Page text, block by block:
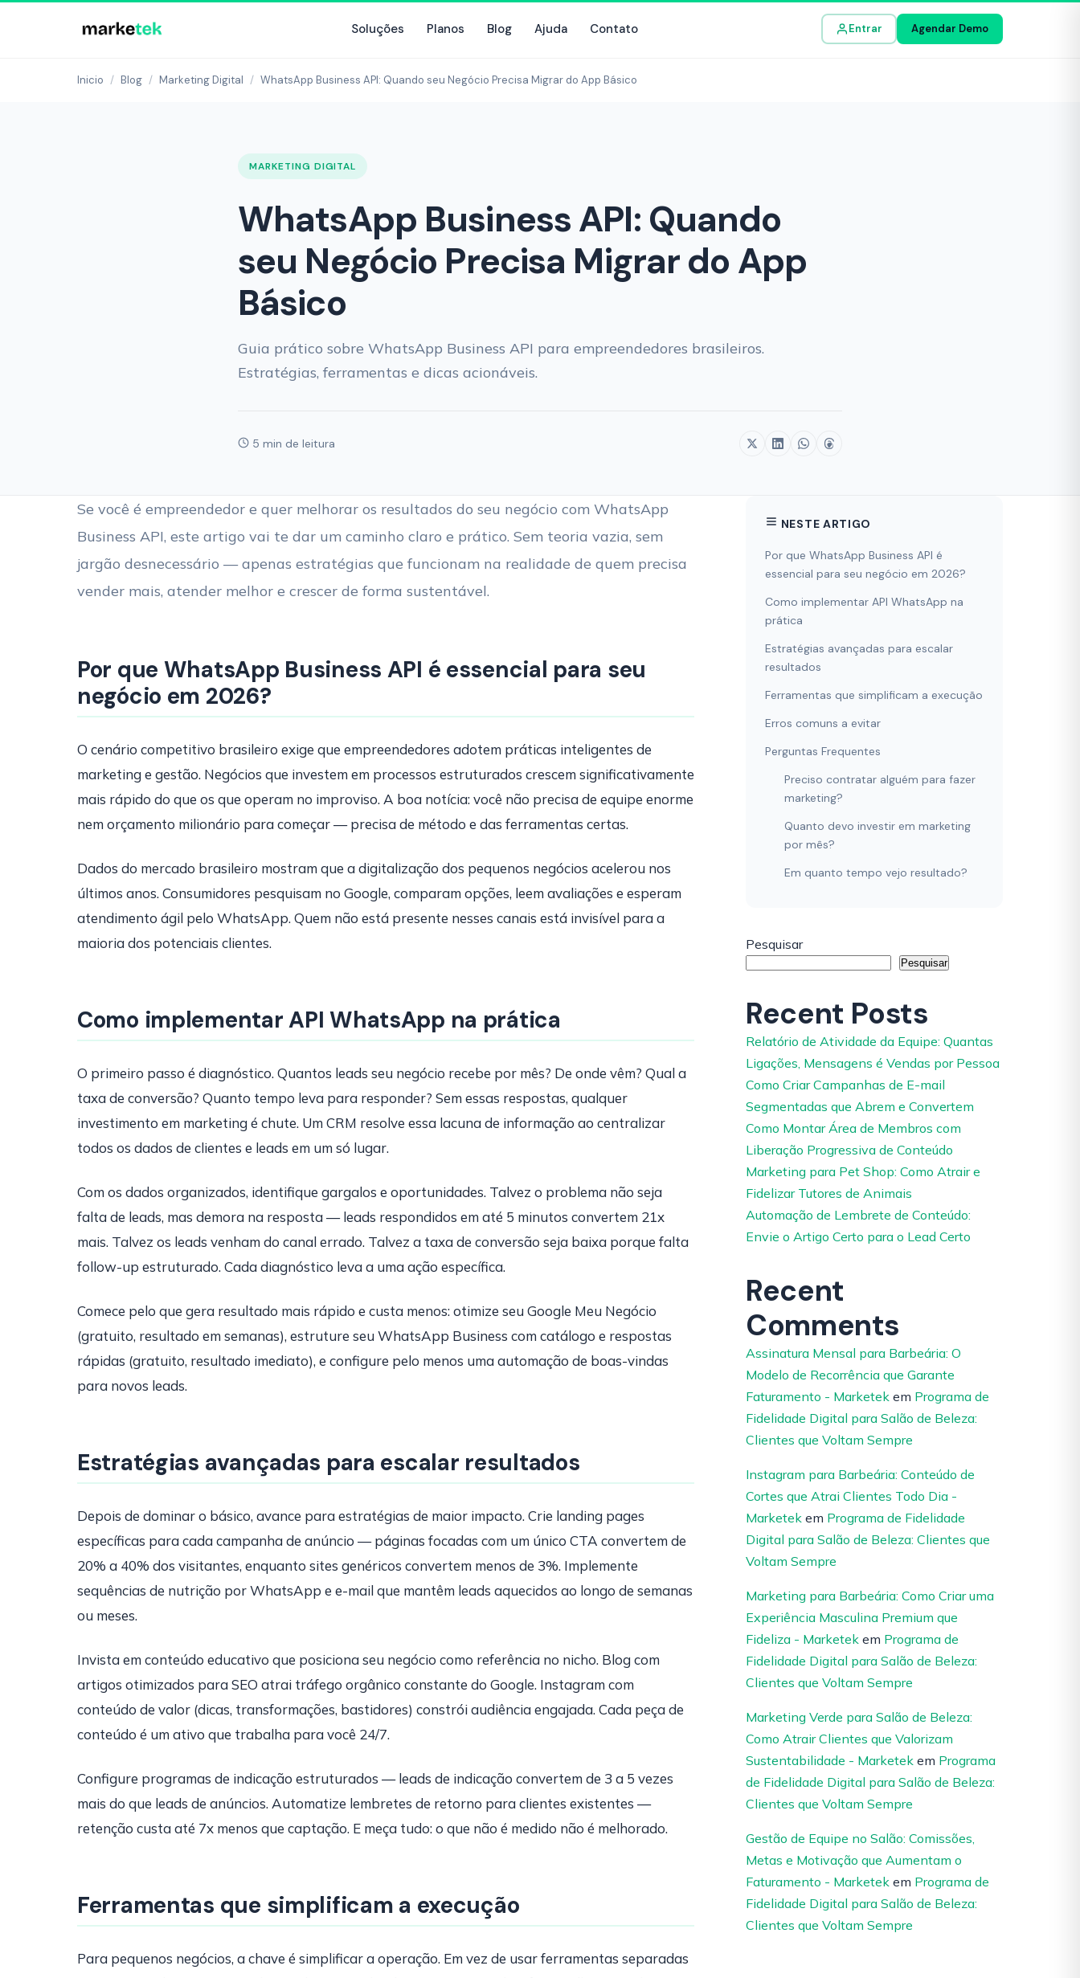
Soluções Planos Blog Ajuda Contato Entrar Agendar Demo
Inicio / Blog / Marketing Digital / WhatsApp Business API: Quando seu Negócio Precisa Migrar do App Básico
MARKETING DIGITAL
WhatsApp Business API: Quando
seu Negócio Precisa Migrar do App
Básico
Guia prático sobre WhatsApp Business API para empreendedores brasileiros.
Estratégias, ferramentas e dicas acionáveis.
5 min de leitura
Se você é empreendedor e quer melhorar os resultados do seu negócio com WhatsApp
Business API, este artigo vai te dar um caminho claro e prático. Sem teoria vazia, sem
jargão desnecessário — apenas estratégias que funcionam na realidade de quem precisa
vender mais, atender melhor e crescer de forma sustentável.
Por que WhatsApp Business API é essencial para seu
negócio em 2026?
O cenário competitivo brasileiro exige que empreendedores adotem práticas inteligentes de
marketing e gestão. Negócios que investem em processos estruturados crescem significativamente
mais rápido do que os que operam no improviso. A boa notícia: você não precisa de equipe enorme
nem orçamento milionário para começar — precisa de método e das ferramentas certas.
Dados do mercado brasileiro mostram que a digitalização dos pequenos negócios acelerou nos
últimos anos. Consumidores pesquisam no Google, comparam opções, leem avaliações e esperam
atendimento ágil pelo WhatsApp. Quem não está presente nesses canais está invisível para a
maioria dos potenciais clientes.
Como implementar API WhatsApp na prática
O primeiro passo é diagnóstico. Quantos leads seu negócio recebe por mês? De onde vêm? Qual a
taxa de conversão? Quanto tempo leva para responder? Sem essas respostas, qualquer
investimento em marketing é chute. Um CRM resolve essa lacuna de informação ao centralizar
todos os dados de clientes e leads em um só lugar.
Com os dados organizados, identifique gargalos e oportunidades. Talvez o problema não seja
falta de leads, mas demora na resposta — leads respondidos em até 5 minutos convertem 21x
mais. Talvez os leads venham do canal errado. Talvez a taxa de conversão seja baixa porque falta
follow-up estruturado. Cada diagnóstico leva a uma ação específica.
Comece pelo que gera resultado mais rápido e custa menos: otimize seu Google Meu Negócio
(gratuito, resultado em semanas), estruture seu WhatsApp Business com catálogo e respostas
rápidas (gratuito, resultado imediato), e configure pelo menos uma automação de boas-vindas
para novos leads.
Estratégias avançadas para escalar resultados
Depois de dominar o básico, avance para estratégias de maior impacto. Crie landing pages
específicas para cada campanha de anúncio — páginas focadas com um único CTA convertem de
20% a 40% dos visitantes, enquanto sites genéricos convertem menos de 3%. Implemente
sequências de nutrição por WhatsApp e e-mail que mantêm leads aquecidos ao longo de semanas
ou meses.
Invista em conteúdo educativo que posiciona seu negócio como referência no nicho. Blog com
artigos otimizados para SEO atrai tráfego orgânico constante do Google. Instagram com
conteúdo de valor (dicas, transformações, bastidores) constrói audiência engajada. Cada peça de
conteúdo é um ativo que trabalha para você 24/7.
Configure programas de indicação estruturados — leads de indicação convertem de 3 a 5 vezes
mais do que leads de anúncios. Automatize lembretes de retorno para clientes existentes —
retenção custa até 7x menos que captação. E meça tudo: o que não é medido não é melhorado.
Ferramentas que simplificam a execução
Para pequenos negócios, a chave é simplificar a operação. Em vez de usar ferramentas separadas
NESTE ARTIGO
Por que WhatsApp Business API é
essencial para seu negócio em 2026?
Como implementar API WhatsApp na
prática
Estratégias avançadas para escalar
resultados
Ferramentas que simplificam a execução
Erros comuns a evitar
Perguntas Frequentes
Preciso contratar alguém para fazer
marketing?
Quanto devo investir em marketing
por mês?
Em quanto tempo vejo resultado?
Pesquisar
Pesquisar
Recent Posts
Relatório de Atividade da Equipe: Quantas
Ligações, Mensagens é Vendas por Pessoa
Como Criar Campanhas de E-mail
Segmentadas que Abrem e Convertem
Como Montar Área de Membros com
Liberação Progressiva de Conteúdo
Marketing para Pet Shop: Como Atrair e
Fidelizar Tutores de Animais
Automação de Lembrete de Conteúdo:
Envie o Artigo Certo para o Lead Certo
Recent
Comments
Assinatura Mensal para Barbeária: O
Modelo de Recorrência que Garante
Faturamento - Marketek em Programa de
Fidelidade Digital para Salão de Beleza:
Clientes que Voltam Sempre
Instagram para Barbeária: Conteúdo de
Cortes que Atrai Clientes Todo Dia -
Marketek em Programa de Fidelidade
Digital para Salão de Beleza: Clientes que
Voltam Sempre
Marketing para Barbeária: Como Criar uma
Experiência Masculina Premium que
Fideliza - Marketek em Programa de
Fidelidade Digital para Salão de Beleza:
Clientes que Voltam Sempre
Marketing Verde para Salão de Beleza:
Como Atrair Clientes que Valorizam
Sustentabilidade - Marketek em Programa
de Fidelidade Digital para Salão de Beleza:
Clientes que Voltam Sempre
Gestão de Equipe no Salão: Comissões,
Metas e Motivação que Aumentam o
Faturamento - Marketek em Programa de
Fidelidade Digital para Salão de Beleza:
Clientes que Voltam Sempre